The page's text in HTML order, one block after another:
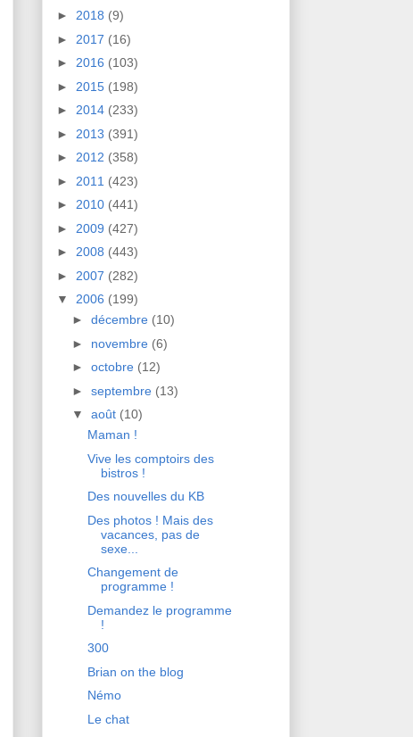
► 2018 (9)
► 2017 (16)
► 2016 (103)
► 2015 (198)
► 2014 (233)
► 2013 (391)
► 2012 (358)
► 2011 (423)
► 2010 (441)
► 2009 (427)
► 2008 (443)
► 2007 (282)
▼ 2006 (199)
► décembre (10)
► novembre (6)
► octobre (12)
► septembre (13)
▼ août (10)
Maman !
Vive les comptoirs des
bistros !
Des nouvelles du KB
Des photos ! Mais des
vacances, pas de
sexe...
Changement de
programme !
Demandez le programme
!
300
Brian on the blog
Némo
Le chat